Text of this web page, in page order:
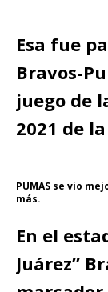
Esa fue
Bravos-
juego de
2021 de
PUMAS se vio
más.
En el
Juárez”